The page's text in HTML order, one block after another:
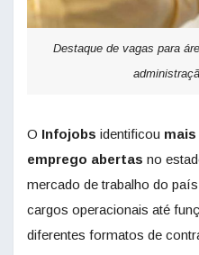
Destaque de vagas para
O Infojobs identificou mais
emprego abertas no
mercado de trabalho do
cargos operacionais até
diferentes formatos de